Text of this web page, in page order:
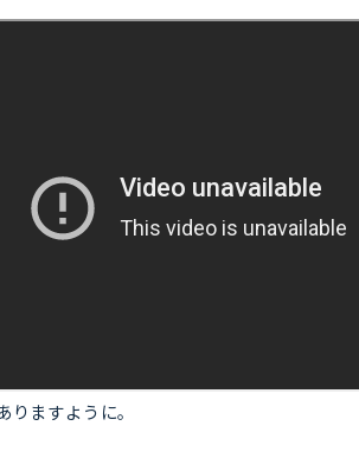
ますように。